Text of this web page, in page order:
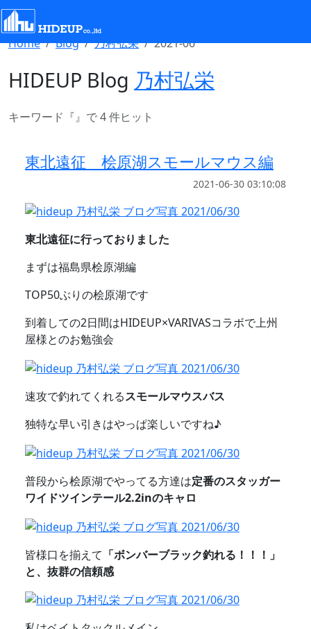
Home Blog 乃村弘栄 2021-06
HIDEUP Blog 乃村弘栄
キーワード『』で 4 件ヒット
東北遠征 桧原湖スモールマウス編
2021-06-30 03:10:08
東北遠征に行っておりました
まずは福島県桧原湖編
TOP50ぶりの桧原湖です
到着しての2日間はHIDEUP×VARIVASコラボで上州
屋様とのお勉強会
速攻で釣れてくれるスモールマウスバス
独特な早い引きはやっぱ楽しいですね♪
普段から桧原湖でやってる方達は定番のスタッガー
ワイドツインテール2.2inのキャロ
皆様口を揃えて 「ボンバーブラック釣れる！！！」
と、抜群の信頼感